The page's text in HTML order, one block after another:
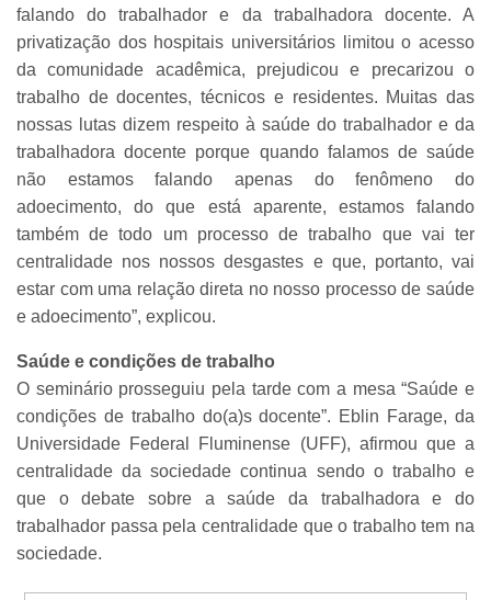
falando do trabalhador e da trabalhadora docente. A
privatização dos hospitais universitários limitou o acesso
da comunidade acadêmica, prejudicou e precarizou o
trabalho de docentes, técnicos e residentes. Muitas das
nossas lutas dizem respeito à saúde do trabalhador e da
trabalhadora docente porque quando falamos de saúde
não estamos falando apenas do fenômeno do
adoecimento, do que está aparente, estamos falando
também de todo um processo de trabalho que vai ter
centralidade nos nossos desgastes e que, portanto, vai
estar com uma relação direta no nosso processo de saúde
e adoecimento”, explicou.
Saúde e condições de trabalho
O seminário prosseguiu pela tarde com a mesa “Saúde e
condições de trabalho do(a)s docente”. Eblin Farage, da
Universidade Federal Fluminense (UFF), afirmou que a
centralidade da sociedade continua sendo o trabalho e
que o debate sobre a saúde da trabalhadora e do
trabalhador passa pela centralidade que o trabalho tem na
sociedade.